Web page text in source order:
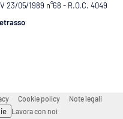
05/1989 n°68 - R.O.C. 4049
Cookie policy Note legali
Lavora con noi